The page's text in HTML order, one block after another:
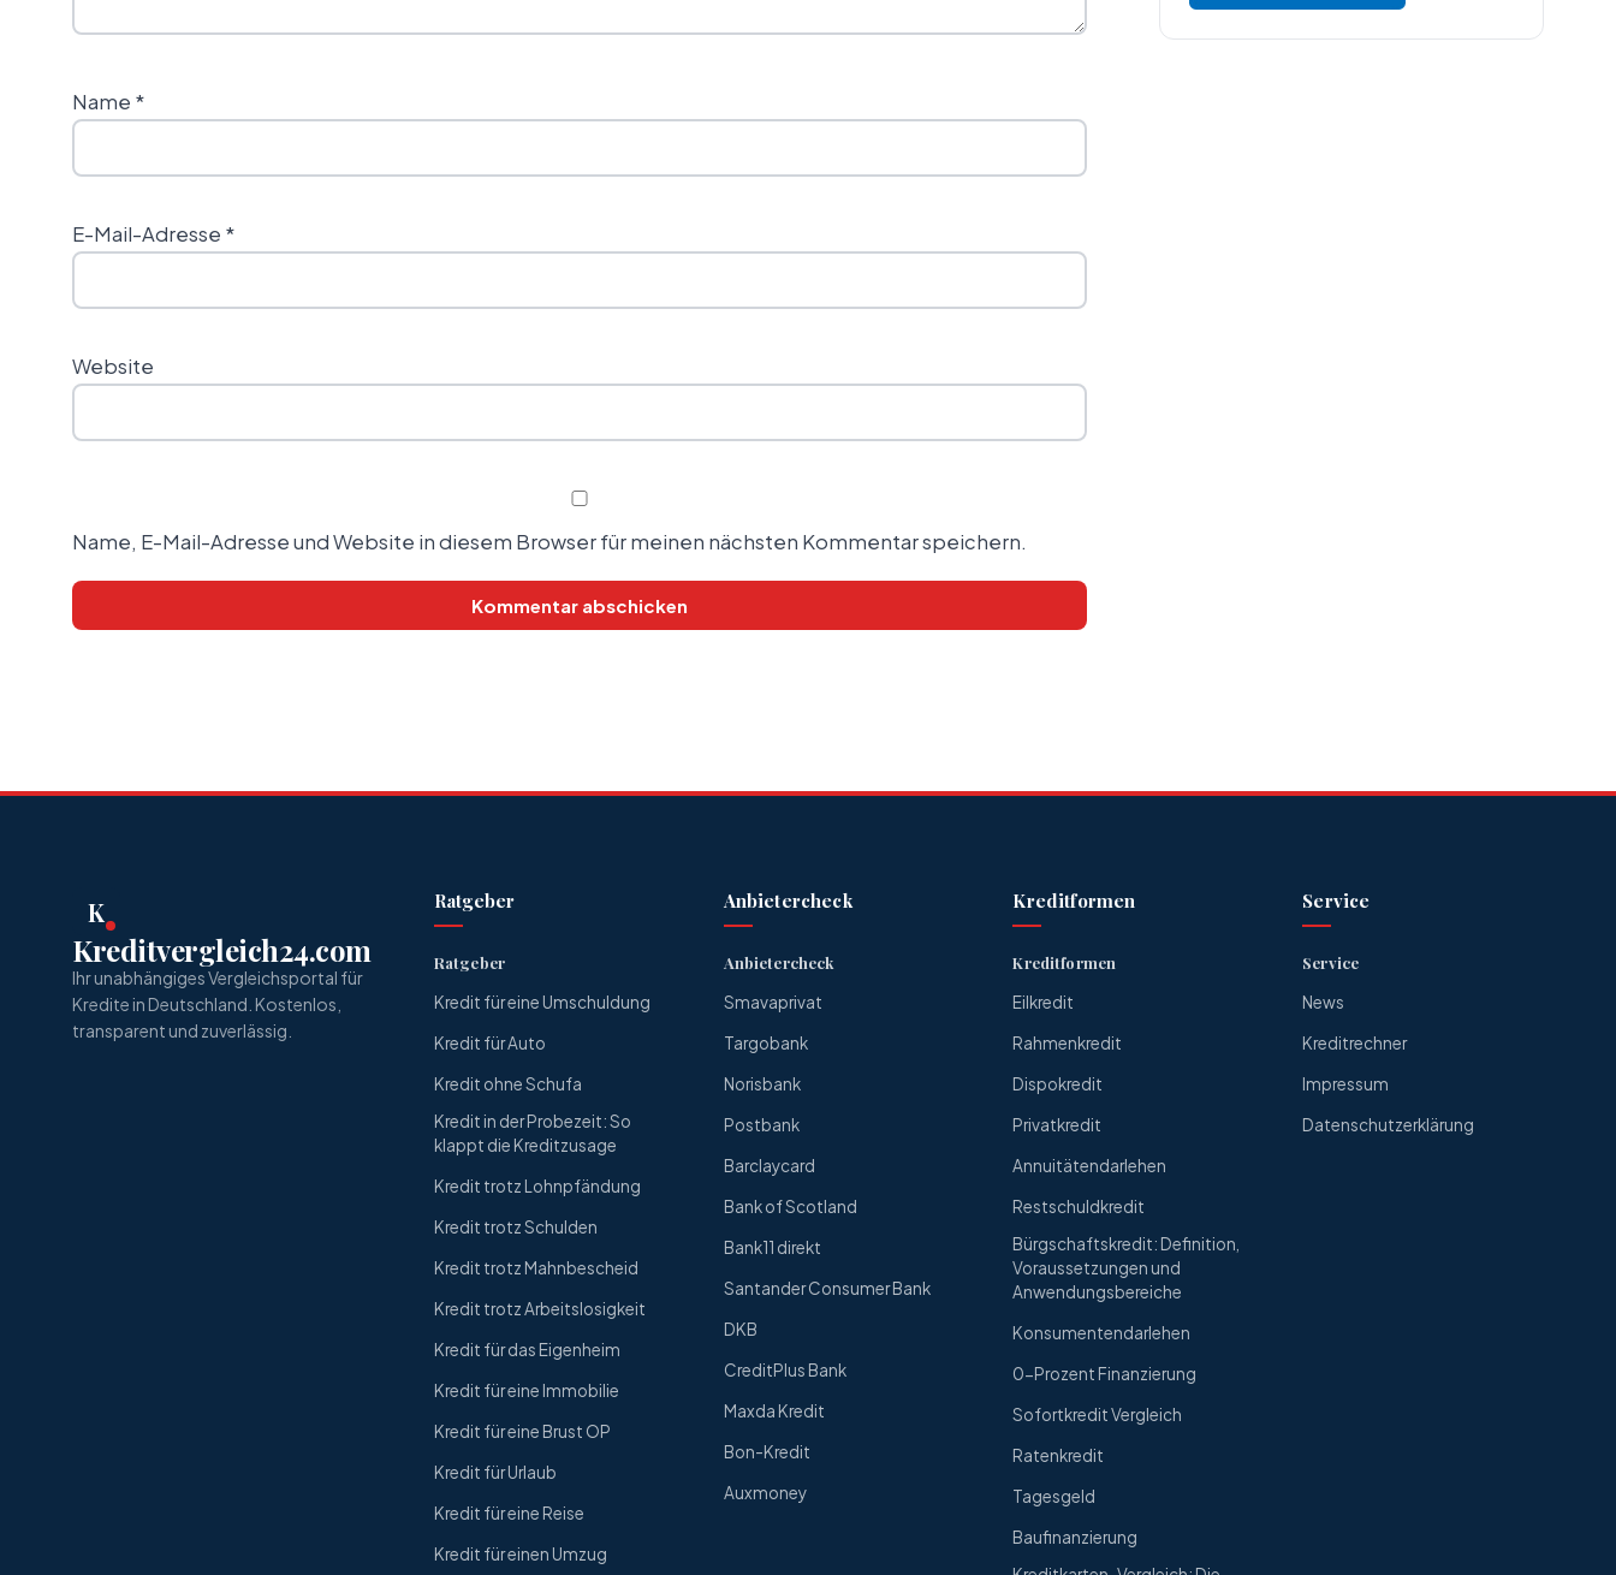
Name *
E-Mail-Adresse *
Website
Name, E-Mail-Adresse und Website in diesem Browser für meinen nächsten Kommentar speichern.
K
Kreditvergleich24.com
Ihr unabhängiges Vergleichsportal für
Kredite in Deutschland. Kostenlos,
transparent und zuverlässig.
Ratgeber
Ratgeber
Kredit für eine Umschuldung
Kredit für Auto
Kredit ohne Schufa
Kredit in der Probezeit: So
klappt die Kreditzusage
Kredit trotz Lohnpfändung
Kredit trotz Schulden
Kredit trotz Mahnbescheid
Kredit trotz Arbeitslosigkeit
Kredit für das Eigenheim
Kredit für eine Immobilie
Kredit für eine Brust OP
Kredit für Urlaub
Kredit für eine Reise
Kredit für einen Umzug
Anbietercheck
Anbietercheck
Smavaprivat
Targobank
Norisbank
Postbank
Barclaycard
Bank of Scotland
Bank11 direkt
Santander Consumer Bank
DKB
CreditPlus Bank
Maxda Kredit
Bon-Kredit
Auxmoney
Kreditformen
Kreditformen
Eilkredit
Rahmenkredit
Dispokredit
Privatkredit
Annuitätendarlehen
Restschuldkredit
Bürgschaftskredit: Definition,
Voraussetzungen und
Anwendungsbereiche
Konsumentendarlehen
0-Prozent Finanzierung
Sofortkredit Vergleich
Ratenkredit
Tagesgeld
Baufinanzierung
Service
Service
News
Kreditrechner
Impressum
Datenschutzerklärung